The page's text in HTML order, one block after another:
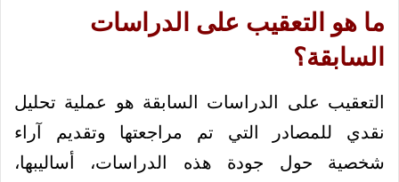
ما هو التعقيب على الدراسات
السابقة؟
التعقيب على الدراسات السابقة هو عملية تحليل
نقدي للمصادر التي تم مراجعتها وتقديم آراء
شخصية حول جودة هذه الدراسات، أساليبها،